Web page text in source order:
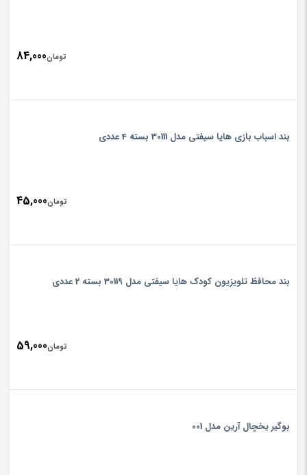
تومان84,000
بند اسباب بازی هایا سیفتی مدل 30111 بسته 4 عددی
تومان45,000
بند محافظ تلویزیون کودک هایا سیفتی مدل 30119 بسته 2 عددی
تومان59,000
بوگیر یخچال آرین مدل 001